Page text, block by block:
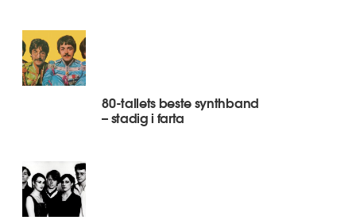
80-tallets beste synthband
– stadig i farta